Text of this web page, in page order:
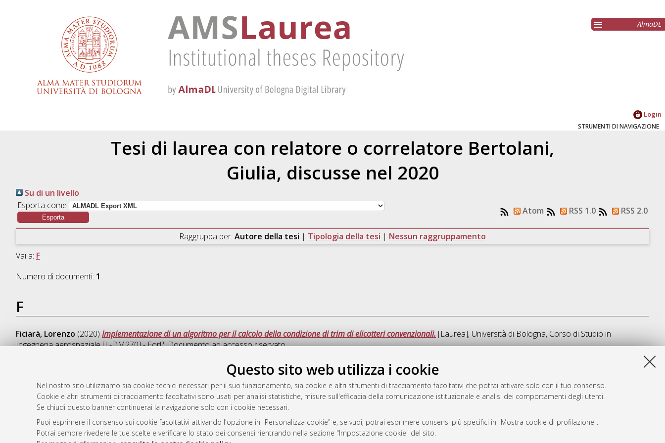
Questo sito web utilizza i cookie
Nel nostro sito utilizziamo sia cookie tecnici necessari per il suo funzionamento, sia cookie e altri strumenti di tracciamento facoltativi che potrai attivare solo con il tuo consenso.
Cookie e altri strumenti di tracciamento facoltativi sono usati per analisi statistiche, misure sull'efficacia della comunicazione istituzionale e analisi dei comportamenti degli utenti.
Se chiudi questo banner continuerai la navigazione solo con i cookie necessari.
Puoi esprimere il consenso sui cookie facoltativi attivando l'opzione in "Personalizza cookie" e, se vuoi, potrai esprimere consensi più specifici in "Mostra cookie di profilazione".
Potrai sempre rivedere le tue scelte e verificare lo stato dei consensi rientrando nella sezione "Impostazione cookie" del sito.
AlmaDL
Login
STRUMENTI DI NAVIGAZIONE
Tesi di laurea con relatore o correlatore Bertolani,
Giulia, discusse nel 2020
Su di un livello
Esporta come
Atom RSS 1.0 RSS 2.0
Raggruppa per: Autore della tesi | Tipologia della tesi | Nessun raggruppamento
Vai a: F
Numero di documenti: 1.
F
Ficiarà, Lorenzo (2020) Implementazione di un algoritmo per il calcolo della condizione di trim di elicotteri convenzionali. [Laurea], Università di Bologna, Corso di Studio in
Ingegneria aerospaziale [L-DM270] - Forli', Documento ad accesso riservato.
Questa lista e' stata generata il Sat Aug 8 16:59:01 2026 CEST
Atom
Rss 2.0
AMS Laurea
Servizio implementato e gestito da
Impostazioni Cookie
Informativa sulla privacy